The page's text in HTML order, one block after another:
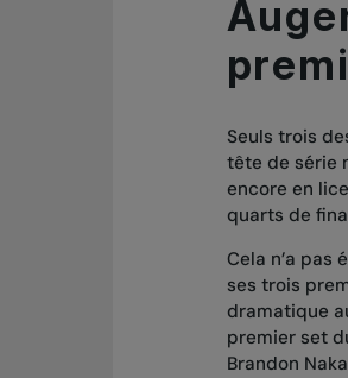
Seuls trois
tête de série
encore en
quarts de
Cela n’a pas
ses trois
dramatique
premier set
Brandon